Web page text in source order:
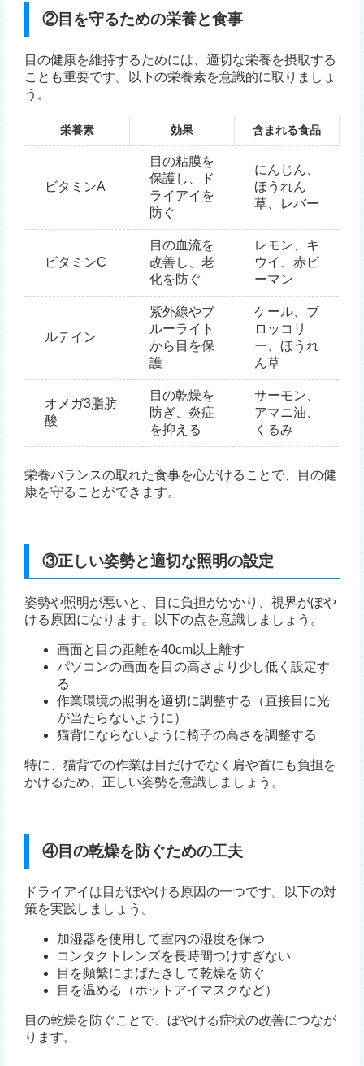
②目を守るための栄養と食事
目の健康を維持するためには、適切な栄養を摂取する
ことも重要です。以下の栄養素を意識的に取りましょ
う。
栄養素 効果 含まれる食品
ビタミンA
目の粘膜を
保護し、ド
ライアイを
防ぐ
にんじん、
ほうれん
草、レバー
ビタミンC
目の血流を
改善し、老
化を防ぐ
レモン、キ
ウイ、赤ピ
ーマン
ルテイン
紫外線やブ
ルーライト
から目を保
護
ケール、ブ
ロッコリ
ー、ほうれ
ん草
オメガ3脂肪
酸
目の乾燥を
防ぎ、炎症
を抑える
サーモン、
アマニ油、
くるみ
栄養バランスの取れた食事を心がけることで、目の健
康を守ることができます。
③正しい姿勢と適切な照明の設定
姿勢や照明が悪いと、目に負担がかかり、視界がぼや
ける原因になります。以下の点を意識しましょう。
画面と目の距離を40cm以上離す
パソコンの画面を目の高さより少し低く設定す
る
作業環境の照明を適切に調整する（直接目に光
が当たらないように）
猫背にならないように椅子の高さを調整する
特に、猫背での作業は目だけでなく肩や首にも負担を
かけるため、正しい姿勢を意識しましょう。
④目の乾燥を防ぐための工夫
ドライアイは目がぼやける原因の一つです。以下の対
策を実践しましょう。
加湿器を使用して室内の湿度を保つ
コンタクトレンズを長時間つけすぎない
目を頻繁にまばたきして乾燥を防ぐ
目を温める（ホットアイマスクなど）
目の乾燥を防ぐことで、ぼやける症状の改善につなが
ります。